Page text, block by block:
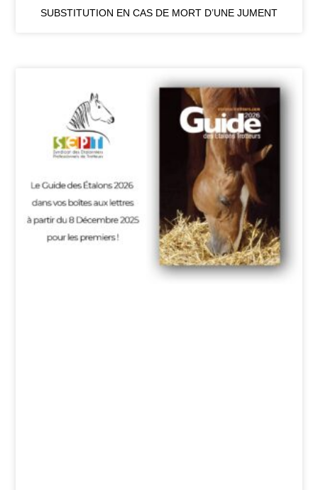
SUBSTITUTION EN CAS DE MORT D’UNE JUMENT